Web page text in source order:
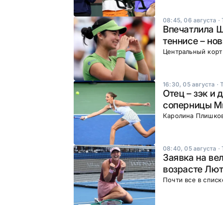
08:45, 06 августа ·
Впечатлила
теннисе –
Центральный
16:30, 05 августа ·
Отец – зэк и
соперницы
Каролина
08:40, 05 августа ·
Заявка на
возрасте
Почти все в